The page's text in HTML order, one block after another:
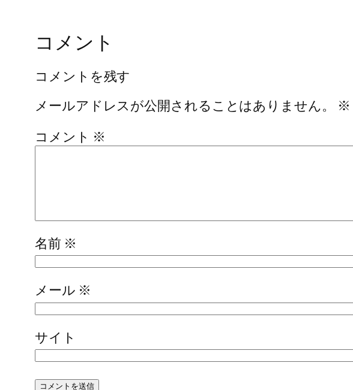
コメント
コメントを残す
メールアドレスが公開されることはありません。
※
コメント ※
名前 ※
メール ※
サイト